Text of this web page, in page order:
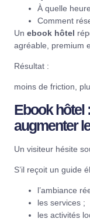
À quelle
Comment
Un ebook hôtel
agréable, premium
Résultat :
moins de friction,
Ebook hôtel
augmenter
Un visiteur hésite
S’il reçoit un guide
l’ambiance
les services ;
les activités